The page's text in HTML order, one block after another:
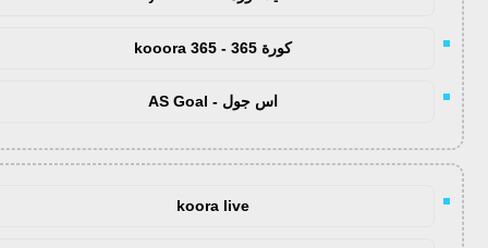
كورة 365 - kooora 365
اس جول - AS Goal
koora live